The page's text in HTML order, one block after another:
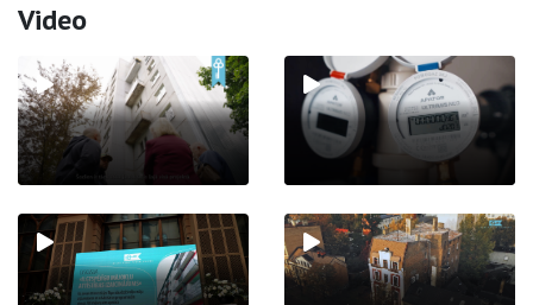
Video